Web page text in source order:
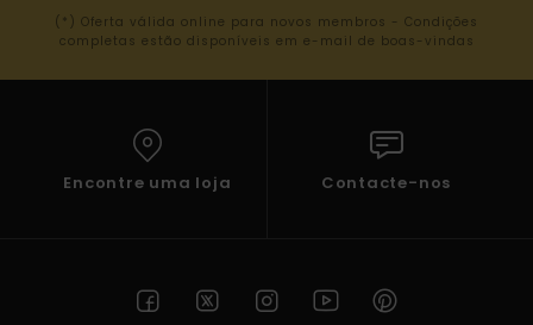
(*) Oferta válida online para novos membros - Condições
completas estão disponíveis em e-mail de boas-vindas
Encontre uma loja Contacte-nos